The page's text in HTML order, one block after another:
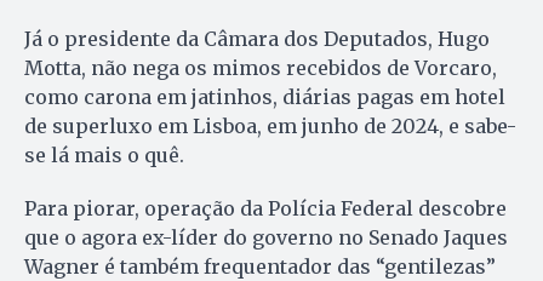
Já o presidente da Câmara dos Deputados, Hugo
Motta, não nega os mimos recebidos de Vorcaro,
como carona em jatinhos, diárias pagas em hotel
de superluxo em Lisboa, em junho de 2024, e sabe-
se lá mais o quê.
Para piorar, operação da Polícia Federal descobre
que o agora ex-líder do governo no Senado Jaques
Wagner é também frequentador das “gentilezas”